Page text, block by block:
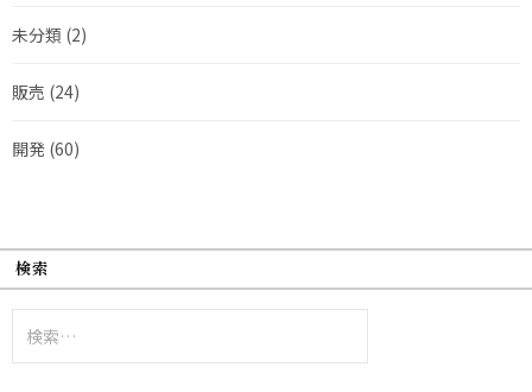
未分類 (2)
販売 (24)
開発 (60)
検索
索: